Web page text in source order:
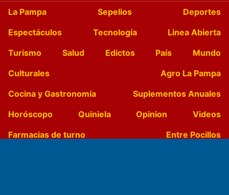
La Pampa Sepelios
Deportes
Espectáculos
Tecnología
Linea Abierta
Turismo
Salud Edictos País
Mundo
Culturales
Agro La Pampa
Cocina y Gastronomía
Suplementos Anuales
Horóscopo
Quiniela Opinion
Videos
Farmacias de turno
Entre Pocillos